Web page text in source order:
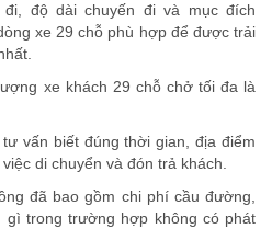
độ dài chuyến đi và mục đích
xe 29 chỗ phù hợp để được trải
xe khách 29 chỗ chở tối đa là
vấn biết đúng thời gian, địa điểm
di chuyển và đón trả khách.
đã bao gồm chi phí cầu đường,
gì trong trường hợp không có phát